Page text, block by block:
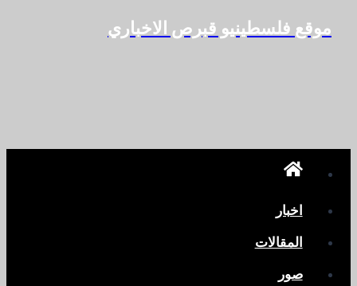
التجاوزموقع فلسطينيو قبرص الاخباري
اخبار
المقالات
صور